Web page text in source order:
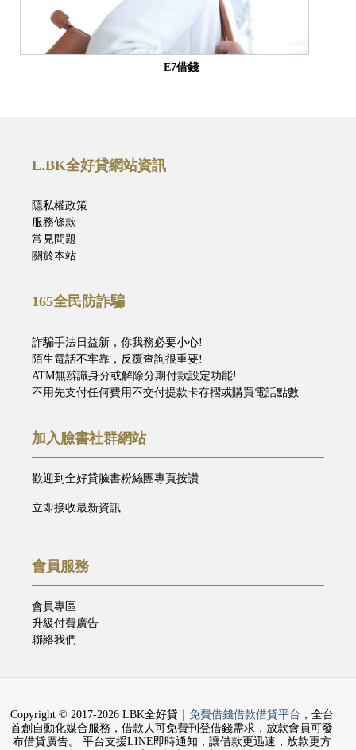
E7借錢
L.BK全好貸網站資訊
隱私權政策
服務條款
常見問題
關於本站
165全民防詐騙
詐騙手法日益新，你我務必要小心!
陌生電話不牢靠，反覆查詢很重要!
ATM無辨識身分或解除分期付款設定功能!
不用先支付任何費用不交付提款卡存摺或購買電話點數
加入臉書社群網站
歡迎到全好貸臉書粉絲團專頁按讚
立即接收最新資訊
會員服務
會員專區
升級付費廣告
聯絡我們
Copyright © 2017-2026 LBK全好貸｜ 免費借錢借款借貸平台 ，全台
首創自動化媒合服務，借款人可免費刊登借錢需求，放款會員可發
布借貸廣告。 平台支援LINE即時通知，讓借款更迅速，放款更方